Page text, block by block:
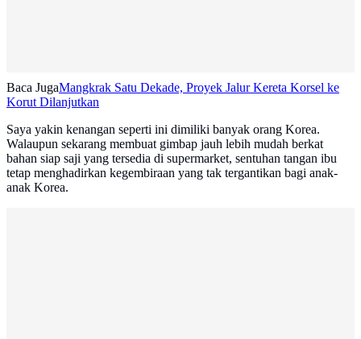
Baca JugaMangkrak Satu Dekade, Proyek Jalur Kereta Korsel ke
Korut Dilanjutkan
Saya yakin kenangan seperti ini dimiliki banyak orang Korea.
Walaupun sekarang membuat gimbap jauh lebih mudah berkat
bahan siap saji yang tersedia di supermarket, sentuhan tangan ibu
tetap menghadirkan kegembiraan yang tak tergantikan bagi anak-
anak Korea.